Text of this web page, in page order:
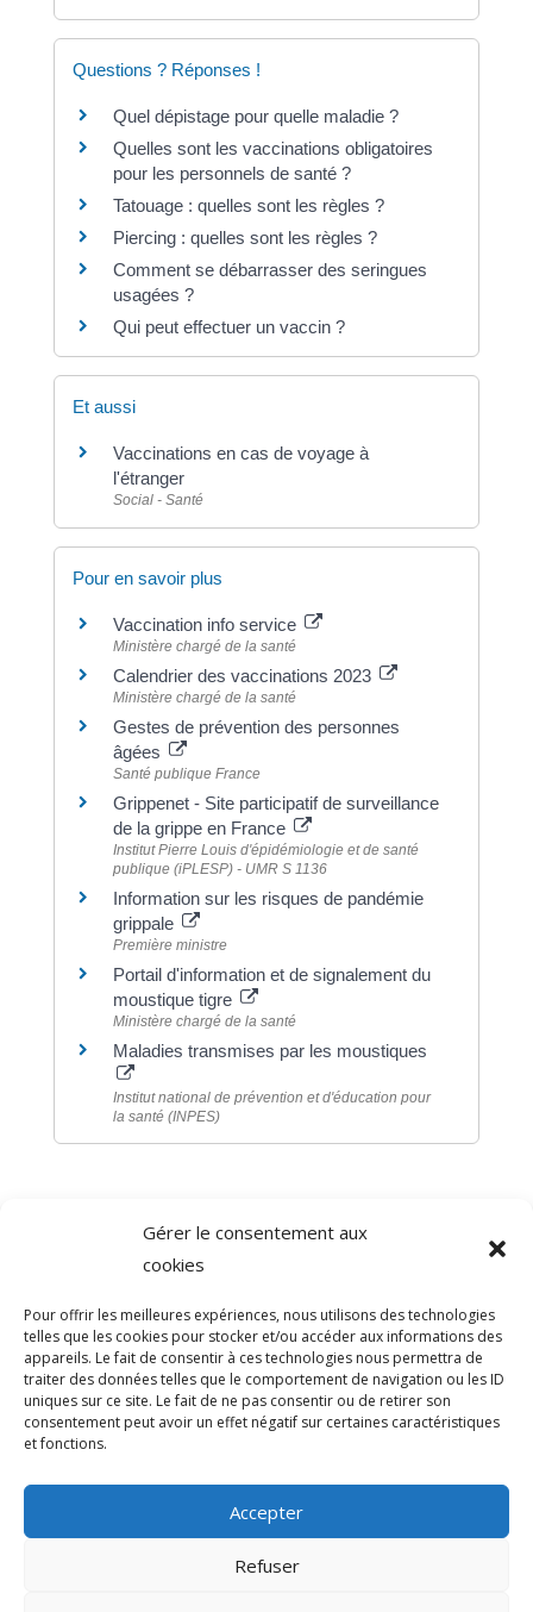
Gérer le consentement aux
cookies
Pour offrir les meilleures expériences, nous utilisons des technologies
telles que les cookies pour stocker et/ou accéder aux informations des
appareils. Le fait de consentir à ces technologies nous permettra de
traiter des données telles que le comportement de navigation ou les ID
uniques sur ce site. Le fait de ne pas consentir ou de retirer son
consentement peut avoir un effet négatif sur certaines caractéristiques
et fonctions.
Accepter
Refuser
Questions ? Réponses !
Quel dépistage pour quelle maladie ?
Quelles sont les vaccinations obligatoires
pour les personnels de santé ?
Tatouage : quelles sont les règles ?
Piercing : quelles sont les règles ?
Comment se débarrasser des seringues
usagées ?
Qui peut effectuer un vaccin ?
Et aussi
Vaccinations en cas de voyage à
l'étranger
Social - Santé
Pour en savoir plus
Vaccination info service
Ministère chargé de la santé
Calendrier des vaccinations 2023
Ministère chargé de la santé
Gestes de prévention des personnes
âgées
Santé publique France
Grippenet - Site participatif de surveillance
de la grippe en France
Institut Pierre Louis d'épidémiologie et de santé
publique (iPLESP) - UMR S 1136
Information sur les risques de pandémie
grippale
Première ministre
Portail d'information et de signalement du
moustique tigre
Ministère chargé de la santé
Maladies transmises par les moustiques
Institut national de prévention et d'éducation pour
la santé (INPES)
Direction de l'information légale et administrative
comarquage developpé par